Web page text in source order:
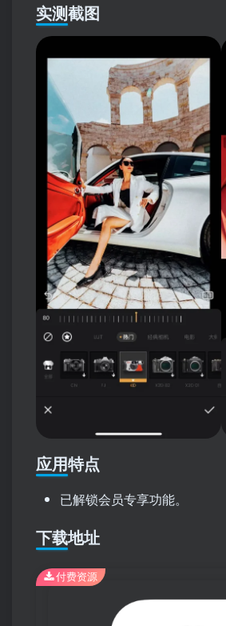
实测截图
应用特点
已解锁会员专享功能。
下载地址
付费资源